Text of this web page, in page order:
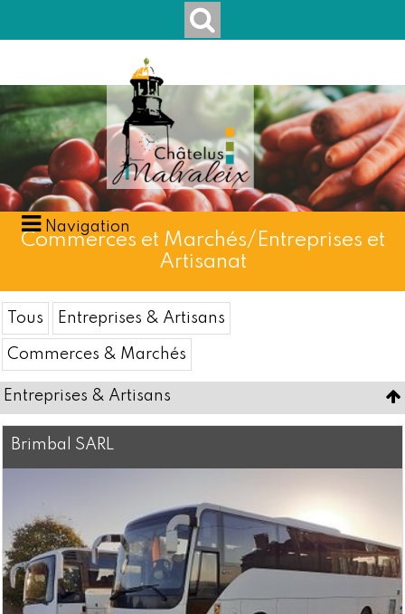
Navigation
Commerces et Marchés/Entreprises et
Artisanat
Tous Entreprises & Artisans
Commerces & Marchés
Entreprises & Artisans
Brimbal SARL